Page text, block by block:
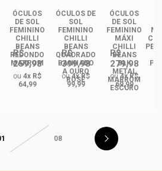
ÓCULOS
DE SOL
FEMININO
CHILLI
BEANS
REDONDO
MARROM
R$
259,98
ou 4x R$
64,99
ÓCULOS DE
SOL
FEMININO
CHILLI
BEANS
QUADRADO
BANHADO
A OURO
ROSÉ
R$
399,98
ou4x R$
99,99
ÓCULOS
DE SOL
FEMININO
MÁXI
CHILLI
BEANS
BLK
METAL
MARROM
ESCURO
R$
279,98
ou4x R$
69,99
08